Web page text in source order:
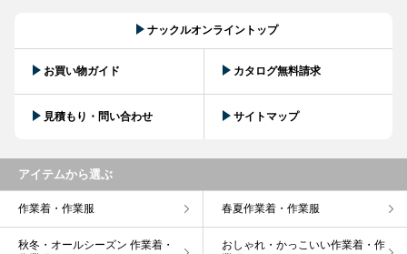
ナックルオンライントップ
お買い物ガイド カタログ無料請求
見積もり・問い合わせ サイトマップ
アイテムから選ぶ
作業着・作業服 春夏作業着・作業服
秋冬・オールシーズン 作業着・
おしゃれ・かっこいい作業着・作